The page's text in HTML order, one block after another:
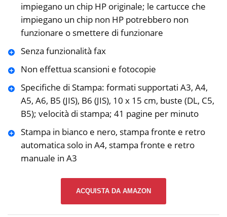
impiegano un chip HP originale; le cartucce che
impiegano un chip non HP potrebbero non
funzionare o smettere di funzionare
Senza funzionalità fax
Non effettua scansioni e fotocopie
Specifiche di Stampa: formati supportati A3, A4,
A5, A6, B5 (JIS), B6 (JIS), 10 x 15 cm, buste (DL, C5,
B5); velocità di stampa; 41 pagine per minuto
Stampa in bianco e nero, stampa fronte e retro
automatica solo in A4, stampa fronte e retro
manuale in A3
ACQUISTA DA AMAZON